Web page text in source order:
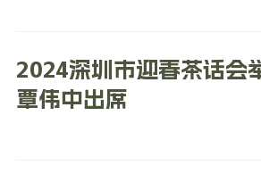
2024深圳市迎春茶话会
覃伟中出席